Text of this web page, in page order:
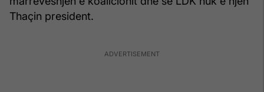
Thaçin president.